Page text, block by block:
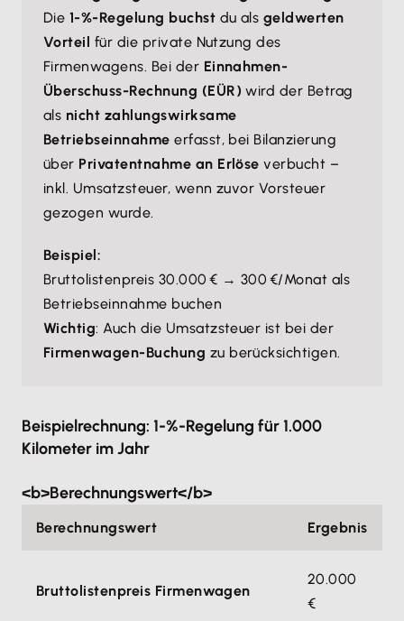
Die 1-%-Regelung buchst du als geldwerten
Vorteil für die private Nutzung des
Firmenwagens. Bei der Einnahmen-
Überschuss-Rechnung (EÜR) wird der Betrag
als nicht zahlungswirksame
Betriebseinnahme erfasst, bei Bilanzierung
über Privatentnahme an Erlöse verbucht –
inkl. Umsatzsteuer, wenn zuvor Vorsteuer
gezogen wurde.
Beispiel:
Bruttolistenpreis 30.000 € → 300 €/Monat als
Betriebseinnahme buchen
Wichtig: Auch die Umsatzsteuer ist bei der
Firmenwagen-Buchung zu berücksichtigen.
Beispielrechnung: 1-%-Regelung für 1.000
Kilometer im Jahr
<b>Berechnungswert</b>
Berechnungswert Ergebnis
Bruttolistenpreis Firmenwagen
20.000
€